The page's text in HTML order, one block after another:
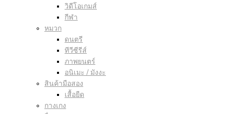
วิดีโอเกมส์
กีฬา
หมวก
ดนตรี
ทีวีซีรีส์
ภาพยนตร์
อนิเมะ / มังงะ
สินค้ามือสอง
เสื้อยืด
กางเกง